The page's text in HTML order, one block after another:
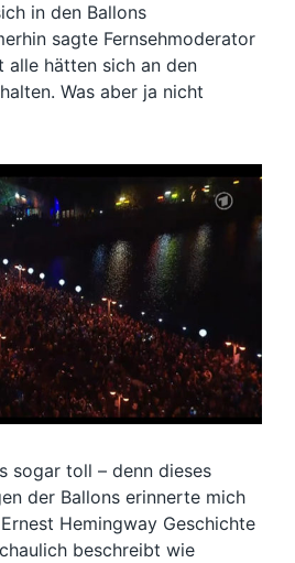
in den Ballons
sagte Fernsehmoderator
alle hätten sich an den
Was aber ja nicht
sogar toll – denn dieses
der Ballons erinnerte mich
Hemingway Geschichte
beschreibt wie